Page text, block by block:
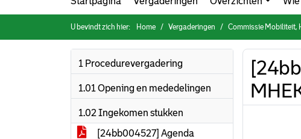
U bevindt zich hier: Home Vergaderingen Commissie Mobiliteit,
1 Procedurevergadering
1.01 Opening en mededelingen
1.02 Ingekomen stukken
[24bb004527] Agenda